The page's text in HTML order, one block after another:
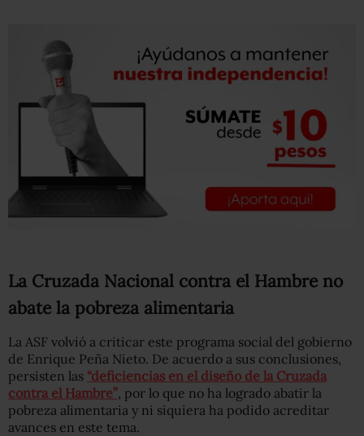
La Cruzada Nacional contra el Hambre no
abate la pobreza alimentaria
La ASF volvió a criticar este programa social del gobierno
de Enrique Peña Nieto. De acuerdo a sus conclusiones,
persisten las “deficiencias en el diseño de la Cruzada
contra el Hambre” , por lo que no ha logrado abatir la
pobreza alimentaria y ni siquiera ha podido acreditar
avances en este tema.